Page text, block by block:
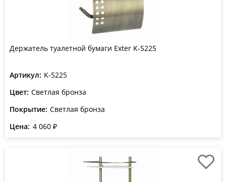
Держатель туалетной бумаги Exter K-5225
Артикул: K-5225
Цвет: Светлая бронза
Покрытие: Светлая бронза
Цена: 4 060 ₽